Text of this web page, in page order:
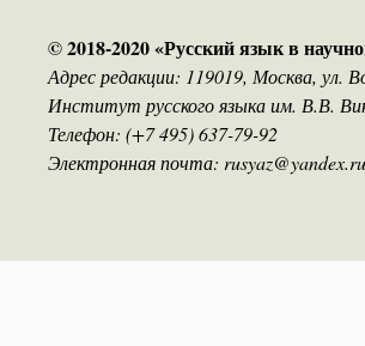
© 2018-2020 «Русский язык в
Адрес редакции: 119019, Москва, ул.
Институт русского языка им. В.В.
Телефон: (+7 495) 637-79-92
Электронная почта: rusyaz@yandex.ru